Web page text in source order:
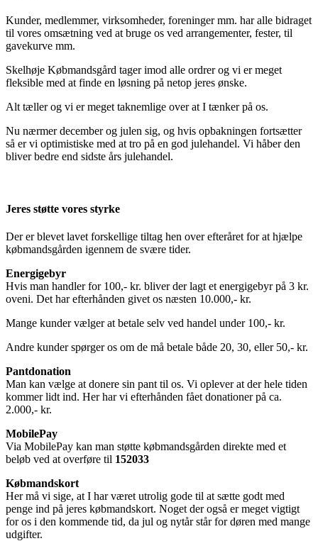
Kunder, medlemmer, virksomheder, foreninger mm. har alle bidraget
til vores omsætning ved at bruge os ved arrangementer, fester, til
gavekurve mm.
Skelhøje Købmandsgård tager imod alle ordrer og vi er meget
fleksible med at finde en løsning på netop jeres ønske.
Alt tæller og vi er meget taknemlige over at I tænker på os.
Nu nærmer december og julen sig, og hvis opbakningen fortsætter
så er vi optimistiske med at tro på en god julehandel. Vi håber den
bliver bedre end sidste års julehandel.
Jeres støtte vores styrke
Der er blevet lavet forskellige tiltag hen over efteråret for at hjælpe
købmandsgården igennem de svære tider.
Energigebyr
Hvis man handler for 100,- kr. bliver der lagt et energigebyr på 3 kr.
oveni. Det har efterhånden givet os næsten 10.000,- kr.
Mange kunder vælger at betale selv ved handel under 100,- kr.
Andre kunder spørger os om de må betale både 20, 30, eller 50,- kr.
Pantdonation
Man kan vælge at donere sin pant til os. Vi oplever at der hele tiden
kommer lidt ind. Her har vi efterhånden fået donationer på ca.
2.000,- kr.
MobilePay
Via MobilePay kan man støtte købmandsgården direkte med et
beløb ved at overføre til 152033
Købmandskort
Her må vi sige, at I har været utrolig gode til at sætte godt med
penge ind på jeres købmandskort. Noget der også er meget vigtigt
for os i den kommende tid, da jul og nytår står for døren med mange
udgifter.